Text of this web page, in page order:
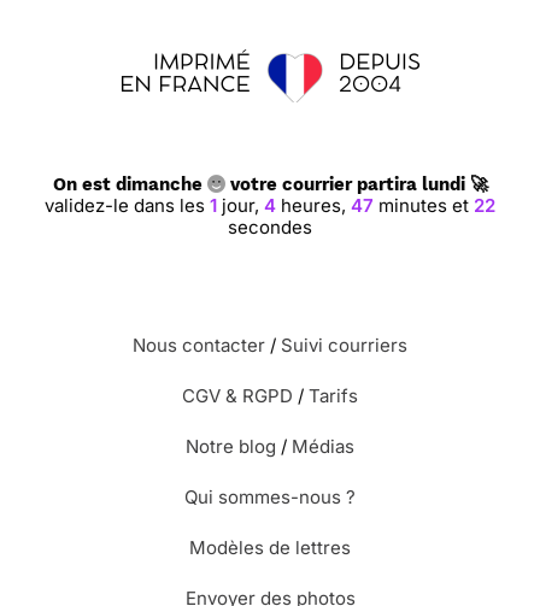
On est dimanche votre courrier partira lundi 🚀
validez-le dans les1 jour,4 heures,47 minutes et21
secondes
Nous contacter / Suivi courriers
CGV & RGPD / Tarifs
Notre blog / Médias
Qui sommes-nous ?
Modèles de lettres
Envoyer des photos